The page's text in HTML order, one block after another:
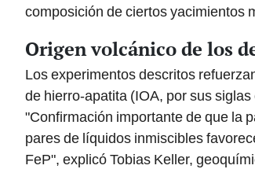
composición de ciertos yacimientos
Origen volcánico de los
Los experimentos descritos
de hierro-apatita (IOA, por sus
"Confirmación importante de que la
pares de líquidos inmiscibles
FeP", explicó Tobias Keller,